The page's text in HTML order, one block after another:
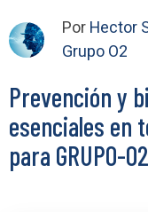
PorHector
Grupo O2
Prevención y
esenciales en
para GRUPO-O2